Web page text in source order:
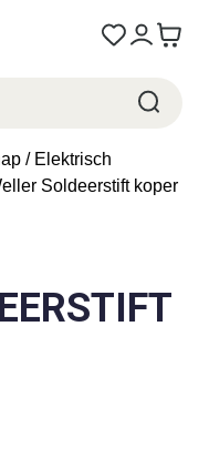
/ Elektrisch
Soldeerstift koper